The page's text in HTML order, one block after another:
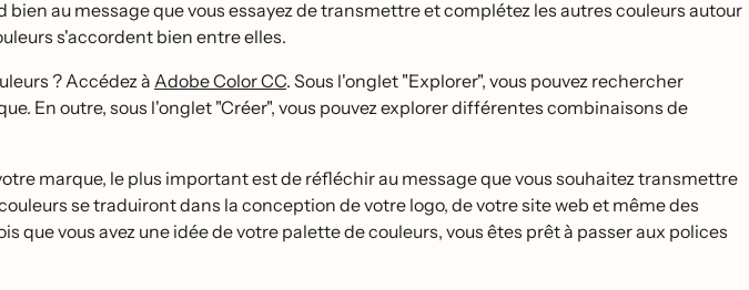
bien au message que vous essayez de transmettre et complétez les autres couleurs autour
s'accordent bien entre elles.
? Accédez à Adobe Color CC. Sous l'onglet "Explorer", vous pouvez rechercher
En outre, sous l'onglet "Créer", vous pouvez explorer différentes combinaisons de
marque, le plus important est de réfléchir au message que vous souhaitez transmettre
se traduiront dans la conception de votre logo, de votre site web et même des
que vous avez une idée de votre palette de couleurs, vous êtes prêt à passer aux polices